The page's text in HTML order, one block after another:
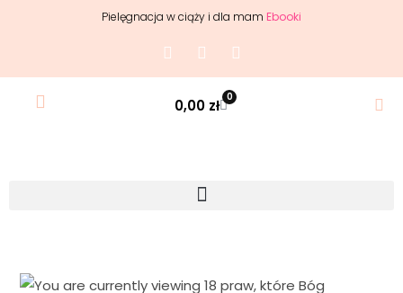
Pielęgnacja w ciąży i dla mam Ebooki
0,00 zł 0